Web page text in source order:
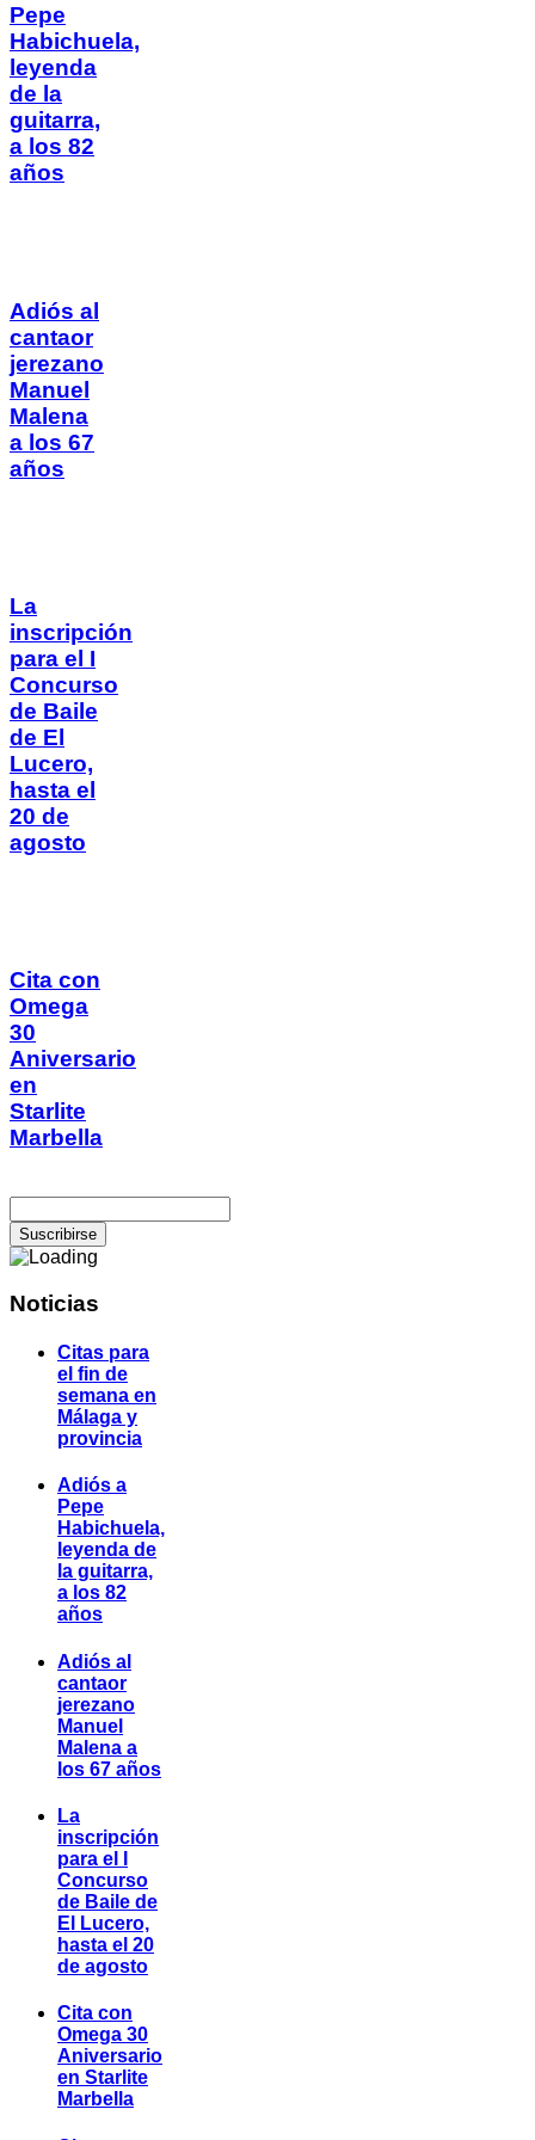
Pepe
Habichuela,
leyenda
de la
guitarra,
a los 82
años
Adiós al
cantaor
jerezano
Manuel
Malena
a los 67
años
La
inscripción
para el I
Concurso
de Baile
de El
Lucero,
hasta el
20 de
agosto
Cita con
Omega
30
Aniversario
en
Starlite
Marbella
Noticias
Citas para
el fin de
semana en
Málaga y
provincia
Adiós a
Pepe
Habichuela,
leyenda de
la guitarra,
a los 82
años
Adiós al
cantaor
jerezano
Manuel
Malena a
los 67 años
La
inscripción
para el I
Concurso
de Baile de
El Lucero,
hasta el 20
de agosto
Cita con
Omega 30
Aniversario
en Starlite
Marbella